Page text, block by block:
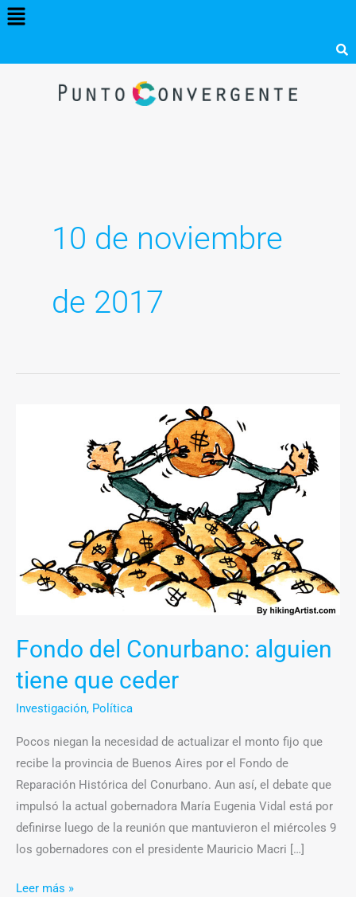
Menú
10 de noviembre
de 2017
Fondo del Conurbano: alguien
tiene que ceder
Investigación, Política
Pocos niegan la necesidad de actualizar el monto fijo que
recibe la provincia de Buenos Aires por el Fondo de
Reparación Histórica del Conurbano. Aun así, el debate que
impulsó la actual gobernadora María Eugenia Vidal está por
definirse luego de la reunión que mantuvieron el miércoles 9
los gobernadores con el presidente Mauricio Macri […]
Leer más »